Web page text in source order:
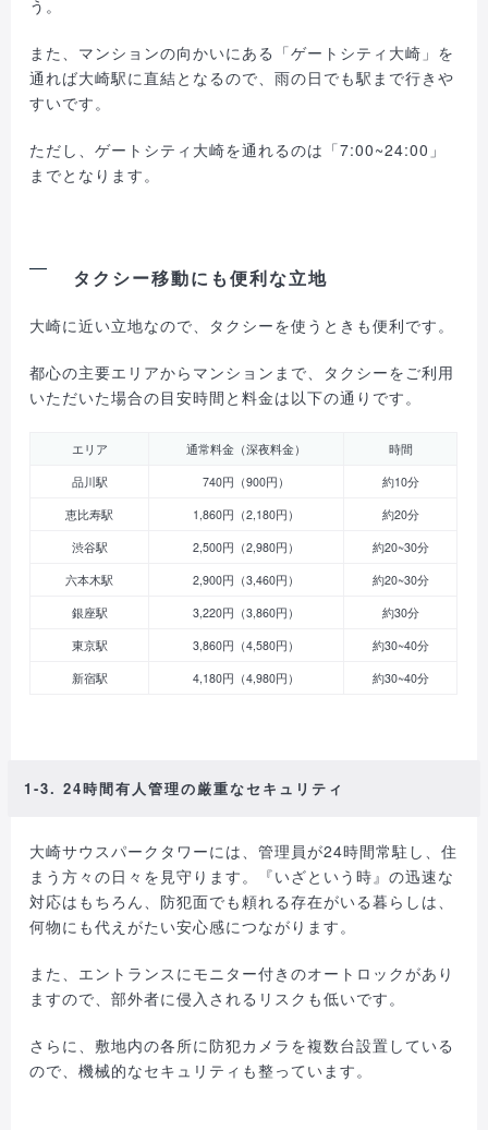
う。
また、マンションの向かいにある「ゲートシティ大崎」を
通れば大崎駅に直結となるので、雨の日でも駅まで行きや
すいです。
ただし、ゲートシティ大崎を通れるのは「7:00~24:00」
までとなります。
タクシー移動にも便利な立地
大崎に近い立地なので、タクシーを使うときも便利です。
都心の主要エリアからマンションまで、タクシーをご利用
いただいた場合の目安時間と料金は以下の通りです。
エリア 通常料金（深夜料金）
時間
品川駅
740円（900円）
約10分
恵比寿駅
1,860円（2,180円）
約20分
渋谷駅
2,500円（2,980円）
約20~30分
六本木駅
2,900円（3,460円）
約20~30分
銀座駅
3,220円（3,860円）
約30分
東京駅
3,860円（4,580円）
約30~40分
新宿駅
4,180円（4,980円） 約30~40分
1-3. 24時間有人管理の厳重なセキュリティ
大崎サウスパークタワーには、管理員が24時間常駐し、住
まう方々の日々を見守ります。『いざという時』の迅速な
対応はもちろん、防犯面でも頼れる存在がいる暮らしは、
何物にも代えがたい安心感につながります。
また、エントランスにモニター付きのオートロックがあり
ますので、部外者に侵入されるリスクも低いです。
さらに、敷地内の各所に防犯カメラを複数台設置している
ので、機械的なセキュリティも整っています。